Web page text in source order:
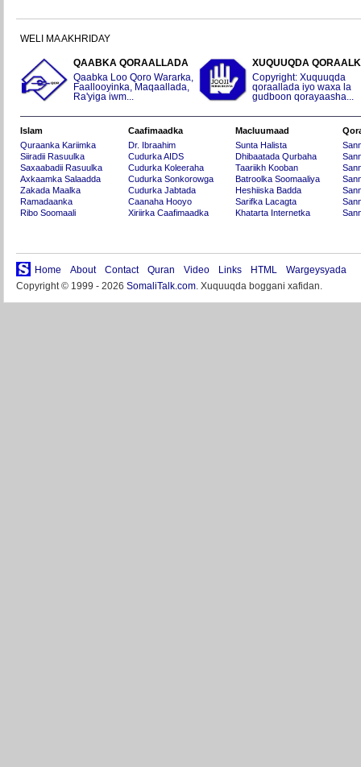
WELI MA AKHRIDAY
QAABKA QORAALLADA
Qaabka Loo Qoro Wararka,
Faallooyinka, Maqaallada,
Ra'yiga iwm...
XUQUUQDA
Copyright: Xuquuqda
qoraallada iyo waxa la
gudboon qorayaasha...
Islam
Quraanka Kariimka
Siiradii Rasuulka
Saxaabadii Rasuulka
Axkaamka Salaadda
Zakada Maalka
Ramadaanka
Ribo Soomaali
Caafimaadka
Dr. Ibraahim
Cudurka AIDS
Cudurka Koleeraha
Cudurka Sonkorowga
Cudurka Jabtada
Caanaha Hooyo
Xiriirka Caafimaadka
Macluumaad
Sunta Halista
Dhibaatada Qurbaha
Taariikh Kooban
Batroolka Soomaaliya
Heshiiska Badda
Sarifka Lacagta
Khatarta Internetka
Home About Contact Quran Video Links HTML
Wargeysyada
Copyright © 1999 - 2026 SomaliTalk.com. Xuquuqda boggani xafidan.